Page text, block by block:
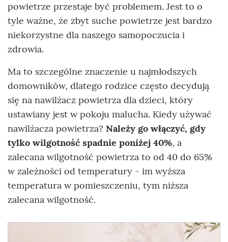
powietrze przestaje być problemem. Jest to o
tyle ważne, że zbyt suche powietrze jest bardzo
niekorzystne dla naszego samopoczucia i
zdrowia.
Ma to szczególne znaczenie u najmłodszych
domowników, dlatego rodzice często decydują
się na nawilżacz powietrza dla dzieci, który
ustawiany jest w pokoju malucha. Kiedy używać
nawilżacza powietrza? Należy go włączyć, gdy
tylko wilgotność spadnie poniżej 40%, a
zalecana wilgotność powietrza to od 40 do 65%
w zależności od temperatury - im wyższa
temperatura w pomieszczeniu, tym niższa
zalecana wilgotność.